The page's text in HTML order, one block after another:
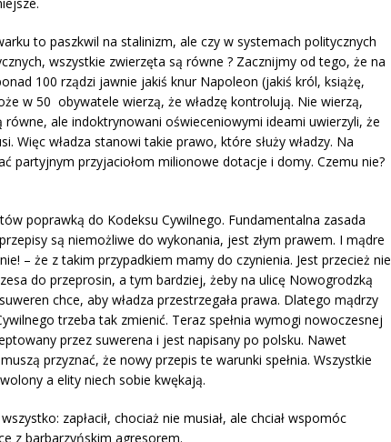
to paszkwil na stalinizm, ale czy w systemach politycznych
wszystkie zwierzęta są równe ? Zacznijmy od tego, że na
100 rządzi jawnie jakiś knur Napoleon (jakiś król, książę,
w 50 obywatele wierzą, że władzę kontrolują. Nie wierzą,
ale indoktrynowani oświeceniowymi ideami uwierzyli, że
Więc władza stanowi takie prawo, które służy władzy. Na
partyjnym przyjaciołom milionowe dotacje i domy. Czemu nie?
poprawką do Kodeksu Cywilnego. Fundamentalna zasada
są niemożliwe do wykonania, jest złym prawem. I mądre
– że z takim przypadkiem mamy do czynienia. Jest przecież nie
do przeprosin, a tym bardziej, żeby na ulicę Nowogrodzką
chce, aby władza przestrzegała prawa. Dlatego mądrzy
trzeba tak zmienić. Teraz spełnia wymogi nowoczesnej
przez suwerena i jest napisany po polsku. Nawet
przyznać, że nowy przepis te warunki spełnia. Wszystkie
a elity niech sobie kwękają.
zapłacił, chociaż nie musiał, ale chciał wspomóc
z barbarzyńskim agresorem.